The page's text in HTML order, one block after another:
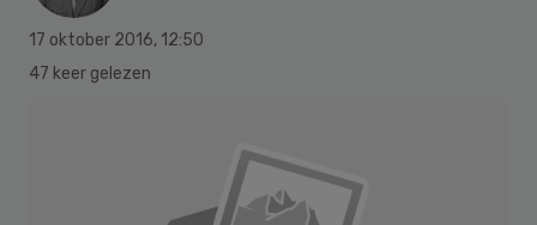
17 oktober 2016, 12:50
47 keer gelezen